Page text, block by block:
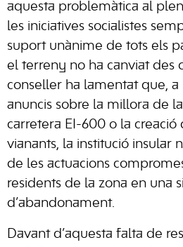
aquesta problemàtica al
les iniciatives socialistes
suport unànime de tots els
el terreny no ha canviat des
conseller ha lamentat que, a
anuncis sobre la millora de
carretera EI-600 o la creació
vianants, la institució insular
de les actuacions
residents de la zona en una
d’abandonament.
Davant d’aquesta falta de